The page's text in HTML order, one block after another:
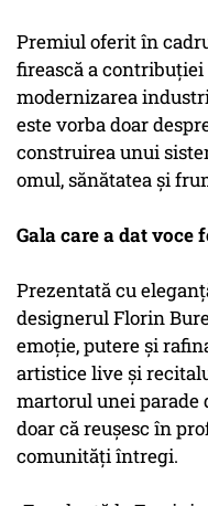
Premiul oferit în
firească a
modernizarea
este vorba doar
construirea unui
omul, sănătatea și
Gala care a dat voce
Prezentată cu
designerul Florin
emoție, putere și
artistice live și
martorul unei parade
doar că reușesc în
comunități întregi.